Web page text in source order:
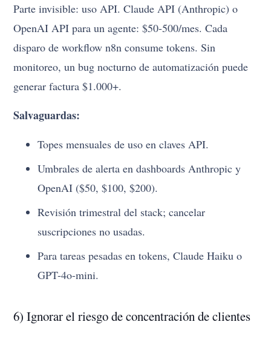
Parte invisible: uso API. Claude API (Anthropic) o
OpenAI API para un agente: $50-500/mes. Cada
disparo de workflow n8n consume tokens. Sin
monitoreo, un bug nocturno de automatización puede
generar factura $1.000+.
Salvaguardas:
Topes mensuales de uso en claves API.
Umbrales de alerta en dashboards Anthropic y
OpenAI ($50, $100, $200).
Revisión trimestral del stack; cancelar
suscripciones no usadas.
Para tareas pesadas en tokens, Claude Haiku o
GPT-4o-mini.
6) Ignorar el riesgo de concentración de clientes